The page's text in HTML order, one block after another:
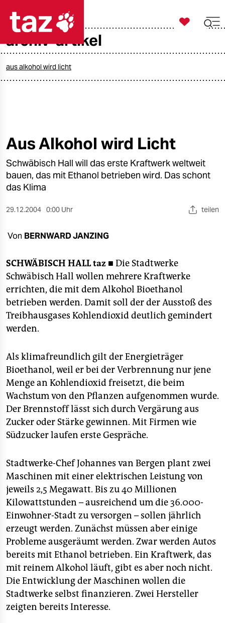
öko
gesellschaft
kultur
sport
wahrheit
verlag
verlag
veranstaltungen
shop
fragen & hilfe
unterstützen
abo
genossenschaft

taz zahl ich
archiv-artikel
aus alkohol wird licht
Aus Alkohol wird Licht
Schwäbisch Hall will das erste Kraftwerk weltweit
bauen, das mit Ethanol betrieben wird. Das schont
das Klima
29.12.2004 0:00 Uhr teilen
Von BERNWARD JANZING
SCHWÄBISCH HALLtaz ■ Die Stadtwerke
Schwäbisch Hall wollen mehrere Kraftwerke
errichten, die mit dem Alkohol Bioethanol
betrieben werden. Damit soll der der Ausstoß des
Treibhausgases Kohlendioxid deutlich gemindert
werden.
Als klimafreundlich gilt der Energieträger
Bioethanol, weil er bei der Verbrennung nur jene
Menge an Kohlendioxid freisetzt, die beim
Wachstum von den Pflanzen aufgenommen wurde.
Der Brennstoff lässt sich durch Vergärung aus
Zucker oder Stärke gewinnen. Mit Firmen wie
Südzucker laufen erste Gespräche.
Stadtwerke-Chef Johannes van Bergen plant zwei
Maschinen mit einer elektrischen Leistung von
jeweils 2,5 Megawatt. Bis zu 40 Millionen
Kilowattstunden – ausreichend um die 36.000-
Einwohner-Stadt zu versorgen – sollen jährlich
erzeugt werden. Zunächst müssen aber einige
Probleme ausgeräumt werden. Zwar werden Autos
bereits mit Ethanol betrieben. Ein Kraftwerk, das
mit reinem Alkohol läuft, gibt es aber noch nicht.
Die Entwicklung der Maschinen wollen die
Stadtwerke selbst finanzieren. Zwei Hersteller
zeigten bereits Interesse.